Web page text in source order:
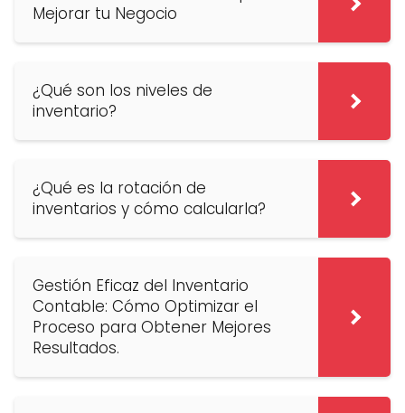
Mejorar tu Negocio
¿Qué son los niveles de
inventario?
¿Qué es la rotación de
inventarios y cómo calcularla?
Gestión Eficaz del Inventario
Contable: Cómo Optimizar el
Proceso para Obtener Mejores
Resultados.